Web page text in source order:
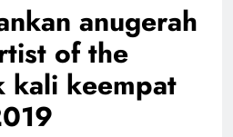
anugerah
of the
kali keempat